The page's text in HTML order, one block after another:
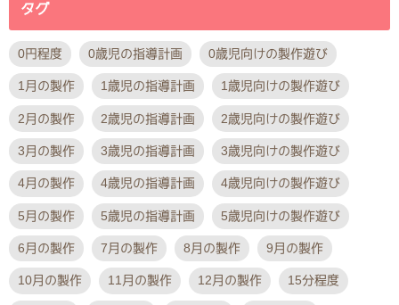
タグ
0円程度 0歳児の指導計画 0歳児向けの製作遊び
1月の製作 1歳児の指導計画 1歳児向けの製作遊び
2月の製作 2歳児の指導計画 2歳児向けの製作遊び
3月の製作 3歳児の指導計画 3歳児向けの製作遊び
4月の製作 4歳児の指導計画 4歳児向けの製作遊び
5月の製作 5歳児の指導計画 5歳児向けの製作遊び
6月の製作 7月の製作 8月の製作 9月の製作
10月の製作 11月の製作 12月の製作 15分程度